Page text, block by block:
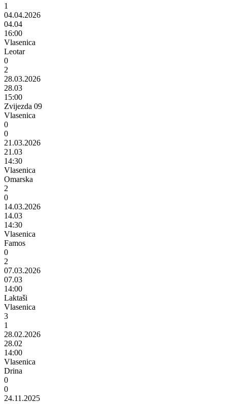
1
04.04.2026
04.04
16:00
Vlasenica
Leotar
0
2
28.03.2026
28.03
15:00
Zvijezda 09
Vlasenica
0
0
21.03.2026
21.03
14:30
Vlasenica
Omarska
2
0
14.03.2026
14.03
14:30
Vlasenica
Famos
0
2
07.03.2026
07.03
14:00
Laktaši
Vlasenica
3
1
28.02.2026
28.02
14:00
Vlasenica
Drina
0
0
24.11.2025